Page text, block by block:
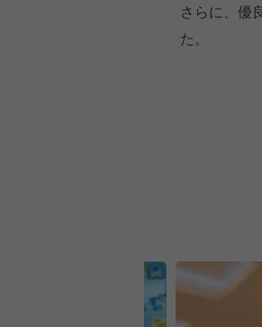
さらに、優
た。